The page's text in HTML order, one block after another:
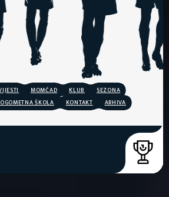
MOMČAD KLUB
SEZONA
ŠKOLA KONTAKT ARHIVA